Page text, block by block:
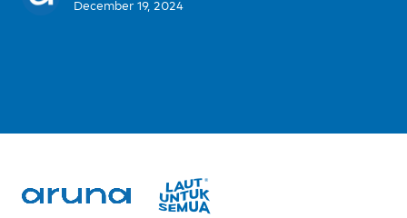
December 19, 2024